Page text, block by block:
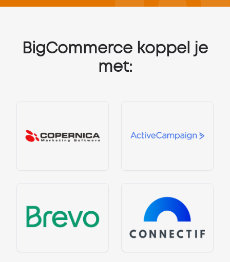
BigCommerce koppel je
met: